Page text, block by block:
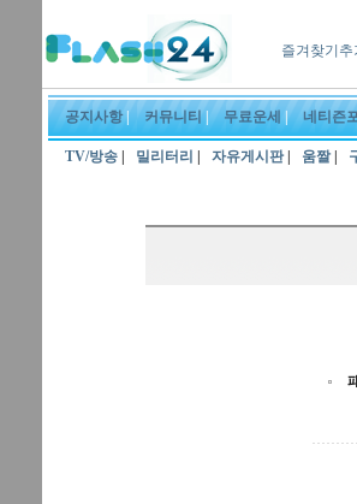
즐겨찾기
공지사항| 커뮤니티| 무료운세 |네티즌
TV/방송 밀리터리 |자유게시판| 움짤|